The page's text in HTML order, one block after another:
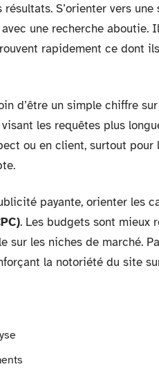
S’orienter vers
une recherche aboutie.
rapidement ce dont
d’être un simple chiffre
les requêtes plus
ou en client, surtout pour
payante, orienter les
. Les budgets sont mieux
sur les niches de marché.
la notoriété du site